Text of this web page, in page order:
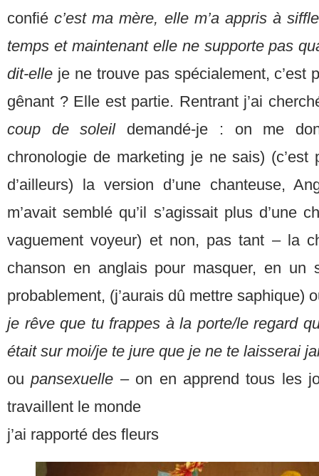
confiéc’estma mère, elle m’a appris à
temps et maintenant elle ne supporte pas
dit-elle je ne trouve pas spécialement, c’est
gênant ? Elle est partie. Rentrant j’ai
coup de soleil demandé-je : on me
chronologie de marketing je ne sais) (c’est
d’ailleurs) la version d’une chanteuse,
m’avait semblé qu’il s’agissait plus d’une
vaguement voyeur) et non, pas tant – la
chanson en anglais pour masquer, en un
probablement, (j’aurais dû mettre saphique)
je rêve que tu frappes à la porte/le regard
était sur moi/je te jure que je ne te laisserai
oupansexuelle – on en apprend tous les
travaillent le monde
j’ai rapporté des fleurs